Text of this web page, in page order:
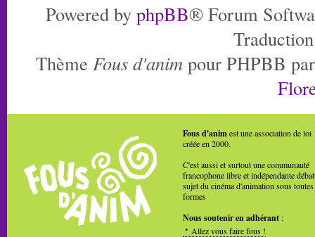
Powered by phpBB® Forum
Thème Fous d'anim pour PHPBB
Fous d'animest une association de loi
créée en 2000.
C'est aussi et surtout une communauté
francophone libre et indépendante
sujet du cinéma d'animation sous toutes
formes
Nous soutenir en adhérant :
Allez vous faire fous !